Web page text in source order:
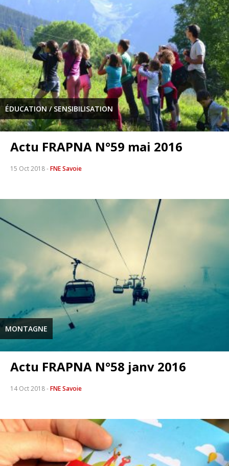
ÉDUCATION / SENSIBILISATION
Actu FRAPNA N°59 mai 2016
15 Oct 2018-FNE Savoie
MONTAGNE
Actu FRAPNA N°58 janv 2016
14 Oct 2018-FNE Savoie